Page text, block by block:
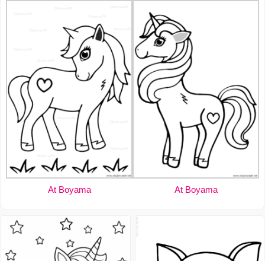
At Boyama At Boyama